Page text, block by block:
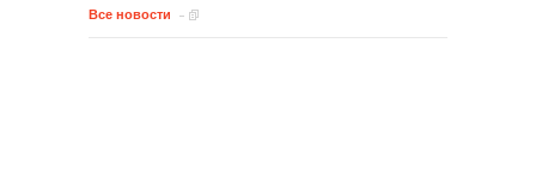
Все новости